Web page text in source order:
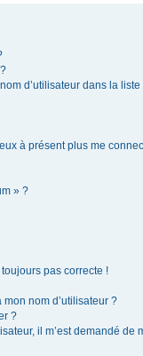
d’utilisateur dans la liste
à présent plus me
» ?
pas correcte !
nom d’utilisateur ?
?
il m’est demandé de